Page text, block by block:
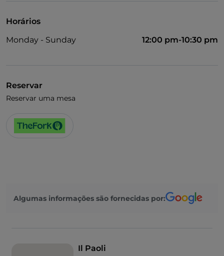
Horários
Monday - Sunday
12:00 pm-10:30 pm
Reservar
Reservar uma mesa
Algumas informações são fornecidas por:
Il Paoli